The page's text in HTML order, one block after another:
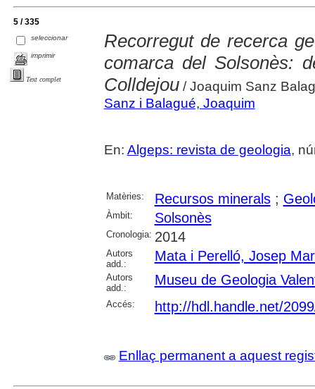
5 / 335
seleccionar
imprimir
Text complet
Recorregut de recerca
comarca del Solsonès:
Colldejou/ Joaquim Sanz
Sanz i Balagué, Joaquim
En: Algeps: revista de geologia,
Matèries: Recursos minerals;
Àmbit: Solsonès
Cronologia: 2014
Autors
add.:
Mata i Perelló, Josep
Autors
add.:
Museu de Geologia
Accés: http://hdl.handle.net/
Enllaç permanent a aquest